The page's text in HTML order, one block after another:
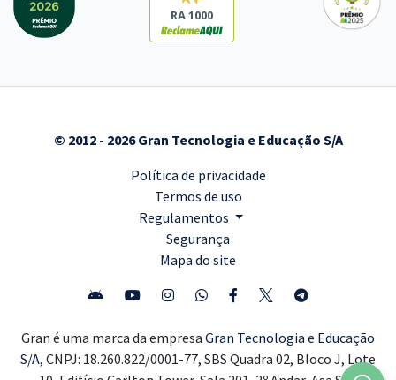
RA 1000
© 2012 - 2026 Gran Tecnologia e Educação S/A
Política de privacidade
Termos de uso
Regulamentos
Segurança
Mapa do site
Gran é uma marca da empresa Gran Tecnologia e Educação
S/A, CNPJ: 18.260.822/0001-77, SBS Quadra 02, Bloco J, Lote